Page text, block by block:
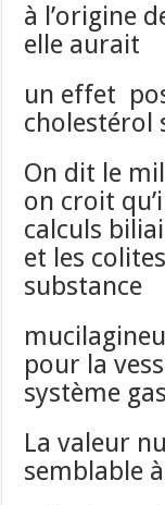
à l’origine
elle aurait
un effet
cholestérol
On dit le
on croit
calculs
et les
substance
pour la
système
La valeur
semblable à